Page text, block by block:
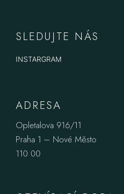
SLEDUJTE NÁS
INSTARGRAM
ADRESA
Opletalova 916/11
Praha 1 – Nové Město
110 00